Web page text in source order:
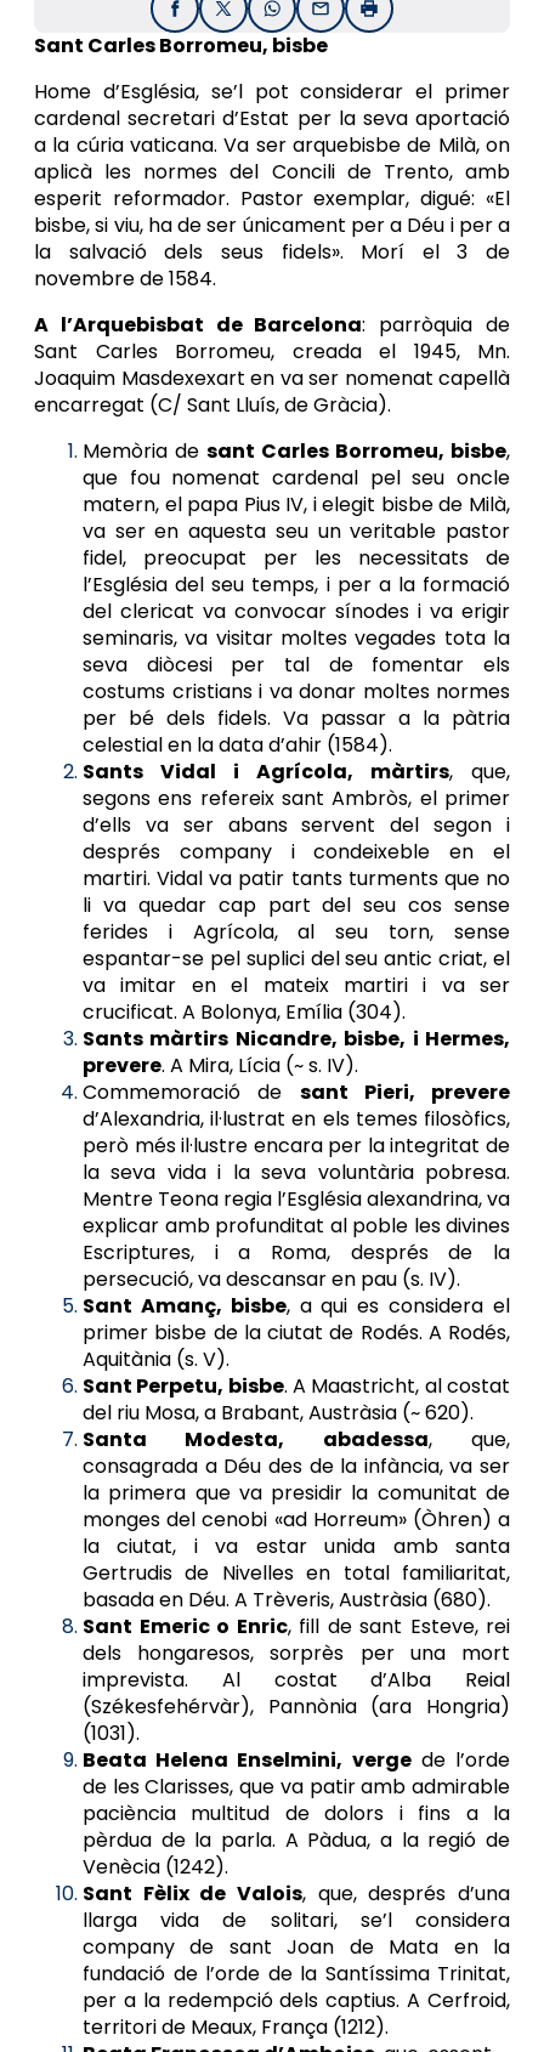
FacebookX / TwitterWhatsApp
EmailImprimir
Sant Carles Bor­romeu, bisbe
Home d’Església, se’l pot considerar el primer
cardenal secretari d’Estat per la seva aportació
a la cúria vaticana. Va ser arquebisbe de Milà, on
aplicà les normes del Concili de Trento, amb
esperit reformador. Pastor exemplar, digué: «El
bisbe, si viu, ha de ser únicament per a Déu i per a
la salvació dels seus fidels». Morí el 3 de
novembre de 1584.
A l’Arquebisbat de Barcelona: parròquia de
Sant Carles Borromeu, creada el 1945, Mn.
Joaquim Masdexexart en va ser nomenat capellà
encarregat (C/ Sant Lluís, de Gràcia).
Memòria de sant Carles Borromeu, bisbe,
que fou nomenat cardenal pel seu oncle
matern, el papa Pius IV, i elegit bisbe de Milà,
va ser en aquesta seu un veritable pastor
fidel, preocupat per les necessitats de
l’Església del seu temps, i per a la formació
del clericat va convocar sínodes i va erigir
seminaris, va visitar moltes vegades tota la
seva diòcesi per tal de fomentar els
costums cristians i va donar moltes normes
per bé dels fidels. Va passar a la pàtria
celestial en la data d’ahir (1584).
Sants Vidal i Agrícola, màrtirs, que,
segons ens refereix sant Ambròs, el primer
d’ells va ser abans servent del segon i
després company i condeixeble en el
martiri. Vidal va patir tants turments que no
li va quedar cap part del seu cos sense
ferides i Agrícola, al seu torn, sense
espantar-se pel suplici del seu antic criat, el
va imitar en el mateix martiri i va ser
crucificat. A Bolonya, Emília (304).
Sants màrtirs Nicandre, bisbe, i Hermes,
prevere. A Mira, Lícia (~ s. IV).
Commemoració de sant Pieri, prevere
d’Alexandria, il·lustrat en els temes filosòfics,
però més il·lustre encara per la integritat de
la seva vida i la seva voluntària pobresa.
Mentre Teona regia l’Església alexandrina, va
explicar amb profunditat al poble les divines
Escriptures, i a Roma, després de la
persecució, va descansar en pau (s. IV).
Sant Amanç, bisbe, a qui es considera el
primer bisbe de la ciutat de Rodés. A Rodés,
Aquitània (s. V).
Sant Perpetu, bisbe. A Maastricht, al costat
del riu Mosa, a Brabant, Austràsia (~ 620).
Santa Modesta, abadessa, que,
consagrada a Déu des de la infància, va ser
la primera que va presidir la comunitat de
monges del cenobi «ad Horreum» (Òhren) a
la ciutat, i va estar unida amb santa
Gertrudis de Nivelles en total familiaritat,
basada en Déu. A Trèveris, Austràsia (680).
Sant Emeric o Enric, fill de sant Esteve, rei
dels hongaresos, sorprès per una mort
imprevista. Al costat d’Alba Reial
(Székesfehérvàr), Pannònia (ara Hongria)
(1031).
Beata Helena Enselmini, vergede l’orde
de les Clarisses, que va patir amb admirable
paciència multitud de dolors i fins a la
pèrdua de la parla. A Pàdua, a la regió de
Venècia (1242).
Sant Fèlix de Valois, que, després d’una
llarga vida de solitari, se’l considera
company de sant Joan de Mata en la
fundació de l’orde de la Santíssima Trinitat,
per a la redempció dels captius. A Cerfroid,
territori de Meaux, França (1212).